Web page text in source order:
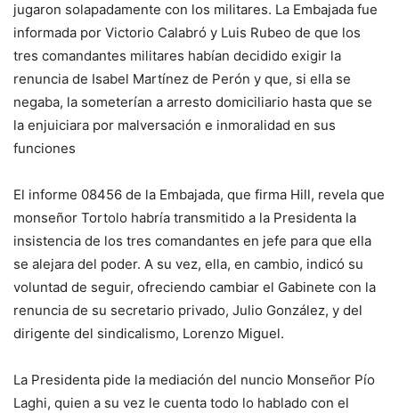
jugaron solapadamente con los militares. La Embajada fue
informada por Victorio Calabró y Luis Rubeo de que los
tres comandantes militares habían decidido exigir la
renuncia de Isabel Martínez de Perón y que, si ella se
negaba, la someterían a arresto domiciliario hasta que se
la enjuiciara por malversación e inmoralidad en sus
funciones
El informe 08456 de la Embajada, que firma Hill, revela que
monseñor Tortolo habría transmitido a la Presidenta la
insistencia de los tres comandantes en jefe para que ella
se alejara del poder. A su vez, ella, en cambio, indicó su
voluntad de seguir, ofreciendo cambiar el Gabinete con la
renuncia de su secretario privado, Julio González, y del
dirigente del sindicalismo, Lorenzo Miguel.
La Presidenta pide la mediación del nuncio Monseñor Pío
Laghi, quien a su vez le cuenta todo lo hablado con el